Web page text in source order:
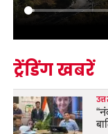
ट्रेंडिंग खबरें